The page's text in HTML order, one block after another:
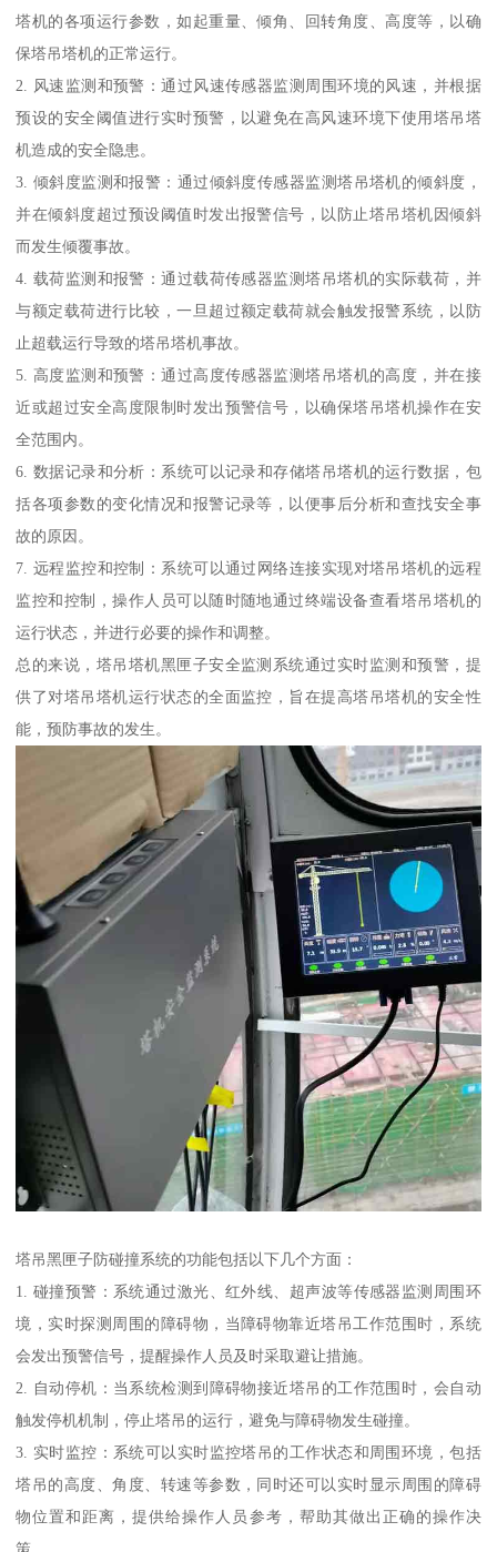
塔机的各项运行参数，如起重量、倾角、回转角度、高度等，以确
保塔吊塔机的正常运行。
2. 风速监测和预警：通过风速传感器监测周围环境的风速，并根据
预设的安全阈值进行实时预警，以避免在高风速环境下使用塔吊塔
机造成的安全隐患。
3. 倾斜度监测和报警：通过倾斜度传感器监测塔吊塔机的倾斜度，
并在倾斜度超过预设阈值时发出报警信号，以防止塔吊塔机因倾斜
而发生倾覆事故。
4. 载荷监测和报警：通过载荷传感器监测塔吊塔机的实际载荷，并
与额定载荷进行比较，一旦超过额定载荷就会触发报警系统，以防
止超载运行导致的塔吊塔机事故。
5. 高度监测和预警：通过高度传感器监测塔吊塔机的高度，并在接
近或超过安全高度限制时发出预警信号，以确保塔吊塔机操作在安
全范围内。
6. 数据记录和分析：系统可以记录和存储塔吊塔机的运行数据，包
括各项参数的变化情况和报警记录等，以便事后分析和查找安全事
故的原因。
7. 远程监控和控制：系统可以通过网络连接实现对塔吊塔机的远程
监控和控制，操作人员可以随时随地通过终端设备查看塔吊塔机的
运行状态，并进行必要的操作和调整。
总的来说，塔吊塔机黑匣子安全监测系统通过实时监测和预警，提
供了对塔吊塔机运行状态的全面监控，旨在提高塔吊塔机的安全性
能，预防事故的发生。
塔吊黑匣子防碰撞系统的功能包括以下几个方面：
1. 碰撞预警：系统通过激光、红外线、超声波等传感器监测周围环
境，实时探测周围的障碍物，当障碍物靠近塔吊工作范围时，系统
会发出预警信号，提醒操作人员及时采取避让措施。
2. 自动停机：当系统检测到障碍物接近塔吊的工作范围时，会自动
触发停机机制，停止塔吊的运行，避免与障碍物发生碰撞。
3. 实时监控：系统可以实时监控塔吊的工作状态和周围环境，包括
塔吊的高度、角度、转速等参数，同时还可以实时显示周围的障碍
物位置和距离，提供给操作人员参考，帮助其做出正确的操作决
策。